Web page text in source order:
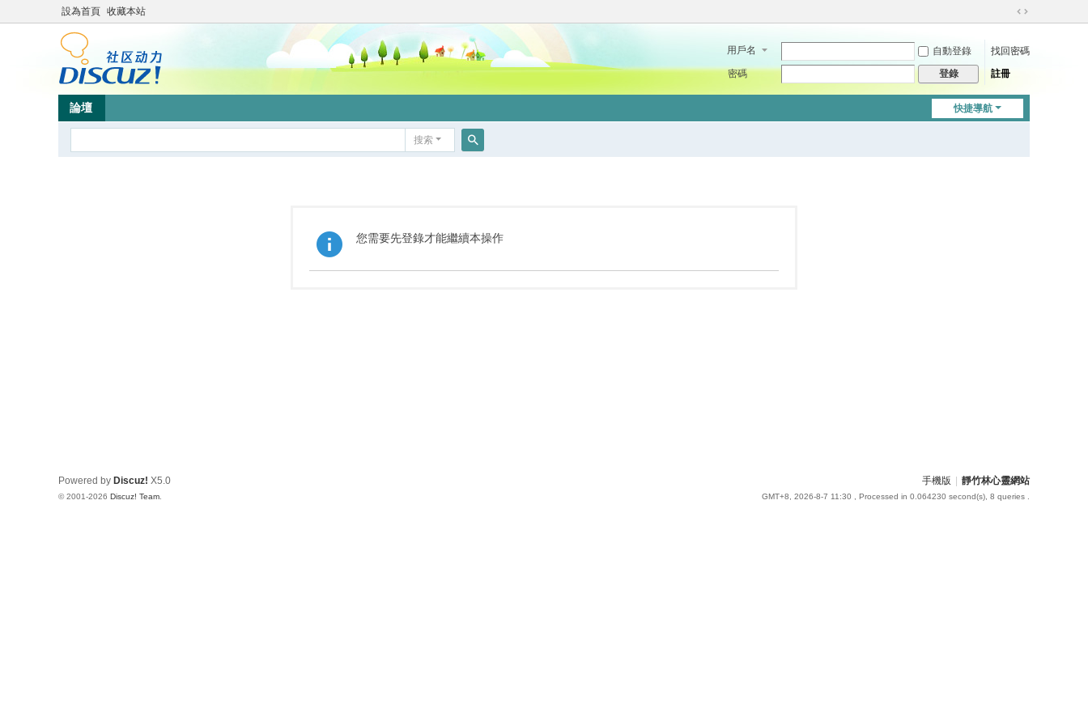
設為首頁 收藏本站
切
到
用戶名 自動登錄
找回密碼
密碼
登錄 註冊
快捷導航
論壇
搜索
您需要先登錄才能繼續本操作
手機版 靜竹林心靈網站
GMT+8, 2026-8-7 11:30 , Processed in 0.064230 second(s), 8 queries .
Powered by Discuz! X5.0
© 2001-2026 Discuz! Team